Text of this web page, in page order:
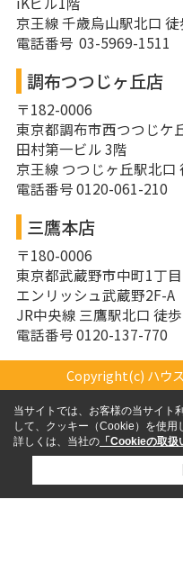
京王線 千歳烏山駅北口
電話番号 03-5969-1511
調布つつじヶ丘店
〒182-0006
東京都調布市西つつじケ
田村第一ビル 3階
京王線 つつじヶ丘駅北口
電話番号 0120-061-210
三鷹本店
〒180-0006
東京都武蔵野市中町1丁
エンリッシュ武蔵野2F-A
JR中央線 三鷹駅北口 徒
電話番号 0120-137-770
Copyright(c) ハウ
当サイトでは、お客様の当サイト
して、クッキー（Cookie）を使用
詳しくは、当社の 「Cookieの取扱